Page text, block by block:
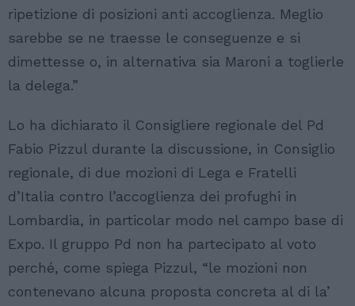
ripetizione di posizioni anti accoglienza. Meglio
sarebbe se ne traesse le conseguenze e si
dimettesse o, in alternativa sia Maroni a toglierle
la delega.”
Lo ha dichiarato il Consigliere regionale del Pd
Fabio Pizzul durante la discussione, in Consiglio
regionale, di due mozioni di Lega e Fratelli
d’Italia contro l’accoglienza dei profughi in
Lombardia, in particolar modo nel campo base di
Expo. Il gruppo Pd non ha partecipato al voto
perché, come spiega Pizzul, “le mozioni non
contenevano alcuna proposta concreta al di la’